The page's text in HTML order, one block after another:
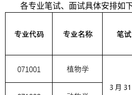
各专业笔试、面试具体安排如下